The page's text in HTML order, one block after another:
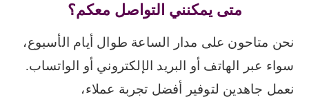
متى يمكنني التواصل معكم؟
نحن متاحون على مدار الساعة طوال أيام الأسبوع،
سواء عبر الهاتف أو البريد الإلكتروني أو الواتساب.
نعمل جاهدين لتوفير أفضل تجربة عملاء،